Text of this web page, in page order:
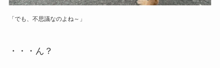
「でも、不思議なのよね～」
・・・ん？